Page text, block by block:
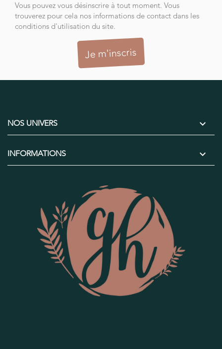
Vous pouvez vous désinscrire à tout moment. Vous
trouverez pour cela nos informations de contact dans les
conditions d'utilisation du site.
NOS UNIVERS 
INFORMATIONS 